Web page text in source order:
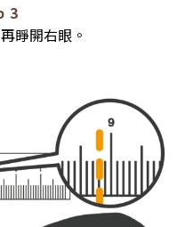
3
睜開右眼。